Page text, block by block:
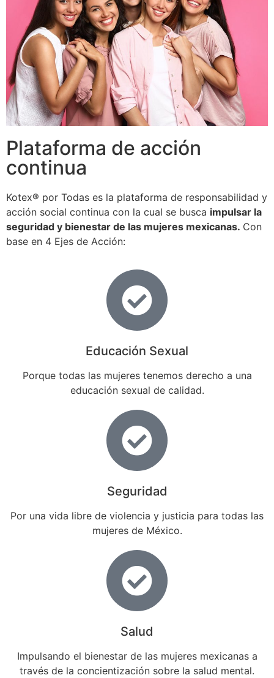
Plataforma de acción
continua
Kotex® por Todas es la plataforma de responsabilidad y
acción social continua con la cual se busca impulsar la
seguridad y bienestar de las mujeres mexicanas. Con
base en 4 Ejes de Acción:
Educación Sexual
Porque todas las mujeres tenemos derecho a una
educación sexual de calidad.
Seguridad
Por una vida libre de violencia y justicia para todas las
mujeres de México.
Salud
Impulsando el bienestar de las mujeres mexicanas a
través de la concientización sobre la salud mental.